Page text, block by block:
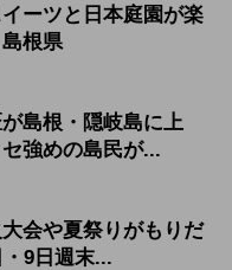
イーツと日本庭園が楽
根県
島根・隠岐島に上
強めの島民が...
会や夏祭りがもりだ
9日週末...